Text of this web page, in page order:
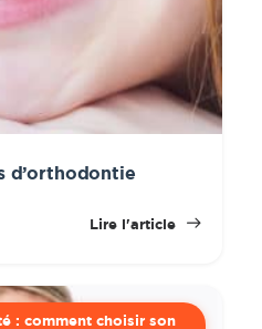
d’orthodontie
Lire l'article
: comment choisir son